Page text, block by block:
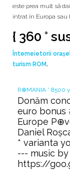
este prea mult să
intrat în Europa sau
{ 360 °
Întemeietorii
turism ROM.
R⊕MANIA * 8500
Donăm
euro bonus
Europe
Daniel
* varianta
--- music
https://